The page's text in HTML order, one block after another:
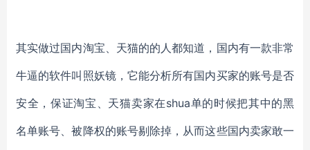
其实做过国内淘宝、天猫的的人都知道，国内有一款非常
牛逼的软件叫照妖镜，它能分析所有国内买家的账号是否
安全，保证淘宝、天猫卖家在shua单的时候把其中的黑
名单账号、被降权的账号剔除掉，从而这些国内卖家敢一